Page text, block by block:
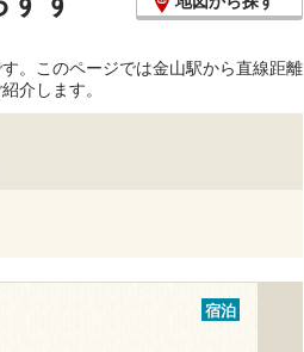
。このページでは金山駅から直線距離
介します。
宿泊